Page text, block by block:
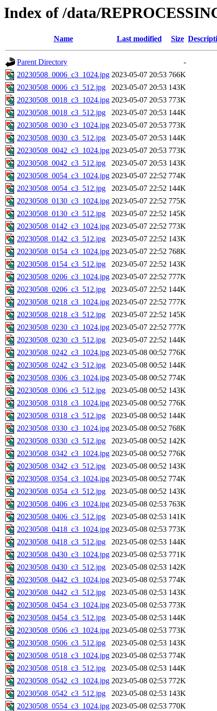
Index of /data/
Name Last modified Size
Parent Directory
-
20230508_0006_c3_1024.jpg 2023-05-07 20:53 766K
20230508_0006_c3_512.jpg
2023-05-07 20:53 143K
20230508_0018_c3_1024.jpg 2023-05-07 20:53 773K
20230508_0018_c3_512.jpg
2023-05-07 20:53 144K
20230508_0030_c3_1024.jpg 2023-05-07 20:53 773K
20230508_0030_c3_512.jpg
2023-05-07 20:53 144K
20230508_0042_c3_1024.jpg 2023-05-07 20:53 773K
20230508_0042_c3_512.jpg
2023-05-07 20:53 143K
20230508_0054_c3_1024.jpg 2023-05-07 22:52 774K
20230508_0054_c3_512.jpg
2023-05-07 22:52 144K
20230508_0130_c3_1024.jpg 2023-05-07 22:52 775K
20230508_0130_c3_512.jpg
2023-05-07 22:52 145K
20230508_0142_c3_1024.jpg 2023-05-07 22:52 773K
20230508_0142_c3_512.jpg
2023-05-07 22:52 143K
20230508_0154_c3_1024.jpg 2023-05-07 22:52 768K
20230508_0154_c3_512.jpg
2023-05-07 22:52 143K
20230508_0206_c3_1024.jpg 2023-05-07 22:52 777K
20230508_0206_c3_512.jpg
2023-05-07 22:52 144K
20230508_0218_c3_1024.jpg 2023-05-07 22:52 777K
20230508_0218_c3_512.jpg
2023-05-07 22:52 145K
20230508_0230_c3_1024.jpg 2023-05-07 22:52 777K
20230508_0230_c3_512.jpg
2023-05-07 22:52 144K
20230508_0242_c3_1024.jpg 2023-05-08 00:52 776K
20230508_0242_c3_512.jpg
2023-05-08 00:52 144K
20230508_0306_c3_1024.jpg 2023-05-08 00:52 774K
20230508_0306_c3_512.jpg
2023-05-08 00:52 143K
20230508_0318_c3_1024.jpg 2023-05-08 00:52 776K
20230508_0318_c3_512.jpg
2023-05-08 00:52 144K
20230508_0330_c3_1024.jpg 2023-05-08 00:52 768K
20230508_0330_c3_512.jpg
2023-05-08 00:52 142K
20230508_0342_c3_1024.jpg 2023-05-08 00:52 776K
20230508_0342_c3_512.jpg
2023-05-08 00:52 143K
20230508_0354_c3_1024.jpg 2023-05-08 00:52 774K
20230508_0354_c3_512.jpg
2023-05-08 00:52 143K
20230508_0406_c3_1024.jpg 2023-05-08 02:53 763K
20230508_0406_c3_512.jpg
2023-05-08 02:53 141K
20230508_0418_c3_1024.jpg 2023-05-08 02:53 773K
20230508_0418_c3_512.jpg
2023-05-08 02:53 144K
20230508_0430_c3_1024.jpg 2023-05-08 02:53 771K
20230508_0430_c3_512.jpg
2023-05-08 02:53 142K
20230508_0442_c3_1024.jpg 2023-05-08 02:53 774K
20230508_0442_c3_512.jpg
2023-05-08 02:53 143K
20230508_0454_c3_1024.jpg 2023-05-08 02:53 773K
20230508_0454_c3_512.jpg
2023-05-08 02:53 144K
20230508_0506_c3_1024.jpg 2023-05-08 02:53 773K
20230508_0506_c3_512.jpg
2023-05-08 02:53 143K
20230508_0518_c3_1024.jpg 2023-05-08 02:53 774K
20230508_0518_c3_512.jpg
2023-05-08 02:53 144K
20230508_0542_c3_1024.jpg 2023-05-08 02:53 772K
20230508_0542_c3_512.jpg
2023-05-08 02:53 143K
20230508_0554_c3_1024.jpg 2023-05-08 02:53 770K